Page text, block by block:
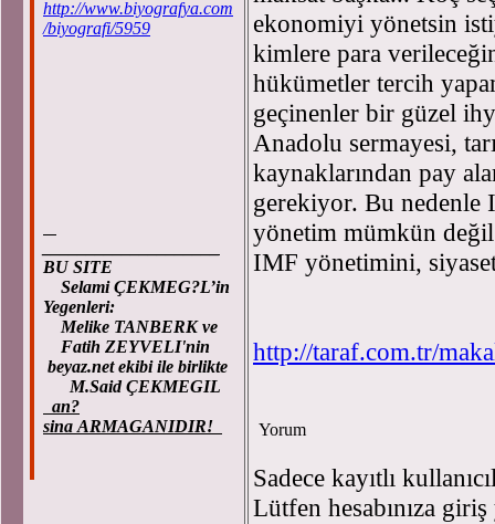
http://www.biyografya.com
/biyografi/5959
BU SITE
Selami ÇEKMEG?L’in
Yegenleri:
Melike TANBERK ve
Fatih ZEYVELI'nin
beyaz.net ekibi ile birlikte
M.Said ÇEKMEGIL
an?
sina ARMAGANIDIR!
ekonomiyi yönetsin
kimlere para
hükümetler tercih
geçinenler bir güzel
Anadolu sermayesi,
kaynaklarından pay
gerekiyor. Bu nedenle
yönetim mümkün
IMF yönetimini,
http://taraf.com.tr/
Yorum
Sadece kayıtlı
Lütfen hesabınıza